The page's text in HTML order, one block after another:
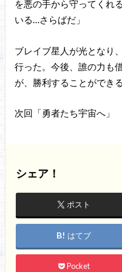
を悪の手から守ってくれ
いる…さらばだ」
ブレイブ星人が光となり
行った。今後、誰の力も
が、勝利することができ
次回「勇者たち宇宙へ」
シェア！
ポスト
はてブ
Pocket